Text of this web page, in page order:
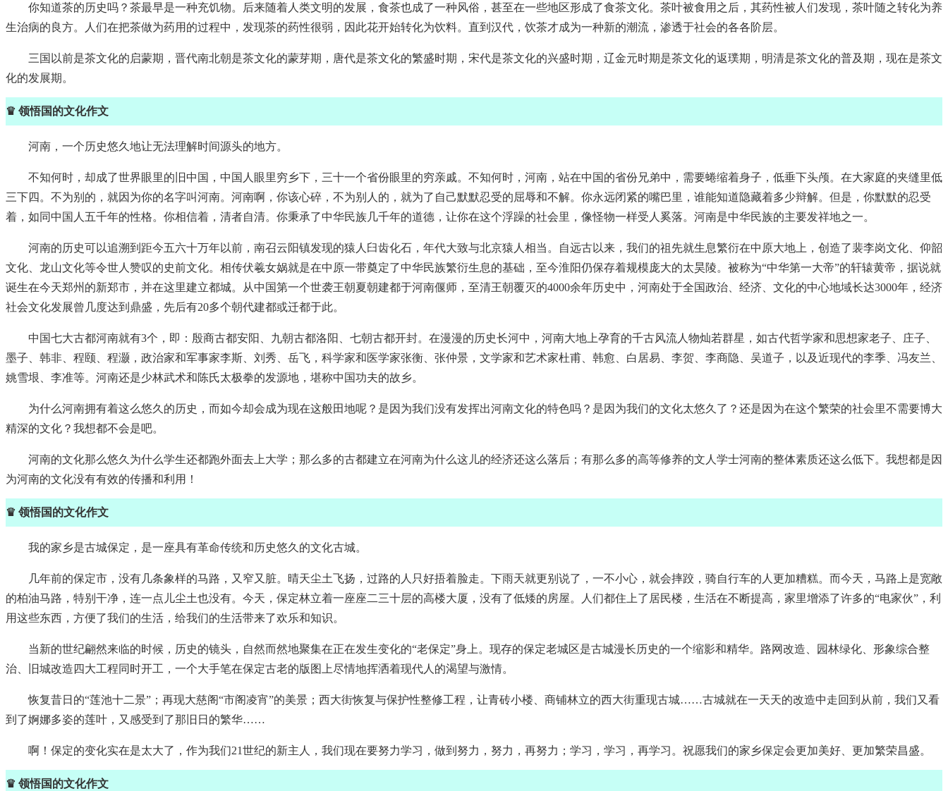
你知道茶的历史吗？茶最早是一种充饥物。后来随着人类文明的发展，食茶也成了一种风俗，甚至在一些地区形成了食茶文化。茶叶被食用之后，其药性被人们发现，茶叶随之转化为养
生治病的良方。人们在把茶做为药用的过程中，发现茶的药性很弱，因此花开始转化为饮料。直到汉代，饮茶才成为一种新的潮流，渗透于社会的各各阶层。
三国以前是茶文化的启蒙期，晋代南北朝是茶文化的蒙芽期，唐代是茶文化的繁盛时期，宋代是茶文化的兴盛时期，辽金元时期是茶文化的返璞期，明清是茶文化的普及期，现在是茶文
化的发展期。
♛ 领悟国的文化作文
河南，一个历史悠久地让无法理解时间源头的地方。
不知何时，却成了世界眼里的旧中国，中国人眼里穷乡下，三十一个省份眼里的穷亲戚。不知何时，河南，站在中国的省份兄弟中，需要蜷缩着身子，低垂下头颅。在大家庭的夹缝里低
三下四。不为别的，就因为你的名字叫河南。河南啊，你该心碎，不为别人的，就为了自己默默忍受的屈辱和不解。你永远闭紧的嘴巴里，谁能知道隐藏着多少辩解。但是，你默默的忍受
着，如同中国人五千年的性格。你相信着，清者自清。你秉承了中华民族几千年的道德，让你在这个浮躁的社会里，像怪物一样受人奚落。河南是中华民族的主要发祥地之一。
河南的历史可以追溯到距今五六十万年以前，南召云阳镇发现的猿人臼齿化石，年代大致与北京猿人相当。自远古以来，我们的祖先就生息繁衍在中原大地上，创造了裴李岗文化、仰韶
文化、龙山文化等令世人赞叹的史前文化。相传伏羲女娲就是在中原一带奠定了中华民族繁衍生息的基础，至今淮阳仍保存着规模庞大的太昊陵。被称为“中华第一大帝”的轩辕黄帝，据说就
诞生在今天郑州的新郑市，并在这里建立都城。从中国第一个世袭王朝夏朝建都于河南偃师，至清王朝覆灭的4000余年历史中，河南处于全国政治、经济、文化的中心地域长达3000年，经济
社会文化发展曾几度达到鼎盛，先后有20多个朝代建都或迁都于此。
中国七大古都河南就有3个，即：殷商古都安阳、九朝古都洛阳、七朝古都开封。在漫漫的历史长河中，河南大地上孕育的千古风流人物灿若群星，如古代哲学家和思想家老子、庄子、
墨子、韩非、程颐、程灏，政治家和军事家李斯、刘秀、岳飞，科学家和医学家张衡、张仲景，文学家和艺术家杜甫、韩愈、白居易、李贺、李商隐、吴道子，以及近现代的李季、冯友兰、
姚雪垠、李准等。河南还是少林武术和陈氏太极拳的发源地，堪称中国功夫的故乡。
为什么河南拥有着这么悠久的历史，而如今却会成为现在这般田地呢？是因为我们没有发挥出河南文化的特色吗？是因为我们的文化太悠久了？还是因为在这个繁荣的社会里不需要博大
精深的文化？我想都不会是吧。
河南的文化那么悠久为什么学生还都跑外面去上大学；那么多的古都建立在河南为什么这儿的经济还这么落后；有那么多的高等修养的文人学士河南的整体素质还这么低下。我想都是因
为河南的文化没有有效的传播和利用！
♛ 领悟国的文化作文
我的家乡是古城保定，是一座具有革命传统和历史悠久的文化古城。
几年前的保定市，没有几条象样的马路，又窄又脏。晴天尘土飞扬，过路的人只好捂着脸走。下雨天就更别说了，一不小心，就会摔跤，骑自行车的人更加糟糕。而今天，马路上是宽敞
的柏油马路，特别干净，连一点儿尘土也没有。今天，保定林立着一座座二三十层的高楼大厦，没有了低矮的房屋。人们都住上了居民楼，生活在不断提高，家里增添了许多的“电家伙”，利
用这些东西，方便了我们的生活，给我们的生活带来了欢乐和知识。
当新的世纪翩然来临的时候，历史的镜头，自然而然地聚集在正在发生变化的“老保定”身上。现存的保定老城区是古城漫长历史的一个缩影和精华。路网改造、园林绿化、形象综合整
治、旧城改造四大工程同时开工，一个大手笔在保定古老的版图上尽情地挥洒着现代人的渴望与激情。
恢复昔日的“莲池十二景”；再现大慈阁“市阁凌宵”的美景；西大街恢复与保护性整修工程，让青砖小楼、商铺林立的西大街重现古城……古城就在一天天的改造中走回到从前，我们又看
到了婀娜多姿的莲叶，又感受到了那旧日的繁华……
啊！保定的变化实在是太大了，作为我们21世纪的新主人，我们现在要努力学习，做到努力，努力，再努力；学习，学习，再学习。祝愿我们的家乡保定会更加美好、更加繁荣昌盛。
♛ 领悟国的文化作文